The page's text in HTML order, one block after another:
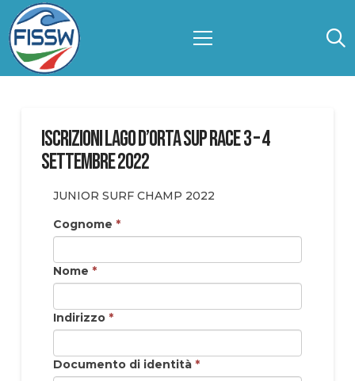
ISCRIZIONI LAGO D’ORTA SUP RACE 3 – 4
Settembre 2022
JUNIOR SURF CHAMP 2022
Cognome *
Nome *
Indirizzo *
Documento di identità *